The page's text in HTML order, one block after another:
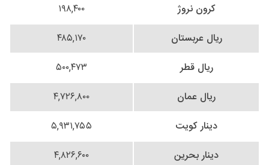
کرون نروژ
۱۹۸,۴۰۰
ریال عربستان
۴۸۵,۱۷۰
ریال قطر
۵۰۰,۴۷۳
ریال عمان
۴,۷۲۶,۸۰۰
دینار کویت
۵,۹۳۱,۷۵۵
دینار بحرین
۴,۸۲۶,۶۰۰